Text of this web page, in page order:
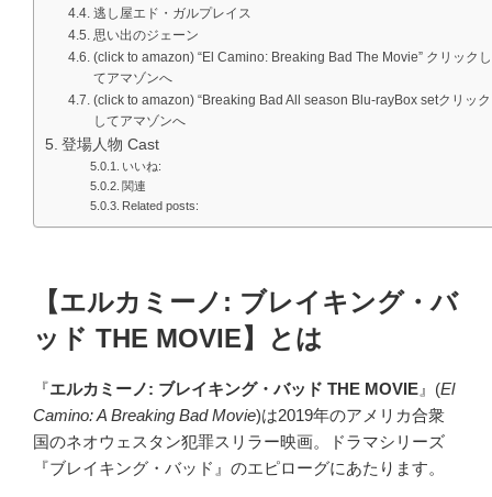
逃し屋エド・ガルプレイス
思い出のジェーン
(click to amazon) “El Camino: Breaking Bad The Movie” クリックし
てアマゾンへ
(click to amazon) “Breaking Bad All season Blu-rayBox setクリック
してアマゾンへ
登場人物 Cast
いいね:
関連
Related posts:
【エルカミーノ: ブレイキング・バ
ッド THE MOVIE】とは
『エルカミーノ: ブレイキング・バッド THE MOVIE 』(El
Camino: A Breaking Bad Movie)は2019年のアメリカ合衆
国のネオウェスタン犯罪スリラー映画。ドラマシリーズ
『ブレイキング・バッド』のエピローグにあたります。